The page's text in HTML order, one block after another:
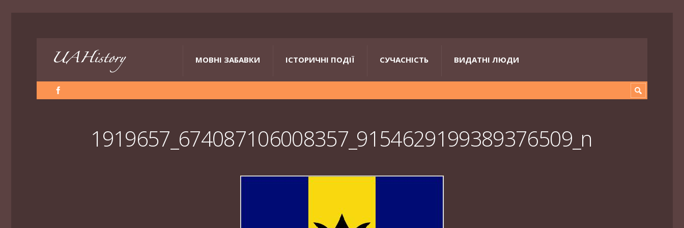
МОВНІ ЗАБАВКИ ІСТОРИЧНІ ПОДІЇ СУЧАСНІСТЬ ВИДАТНІ ЛЮДИ
1919657_674087106008357_9154629199389376509_n